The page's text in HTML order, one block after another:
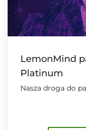
LemonMind
Platinum
Nasza droga do